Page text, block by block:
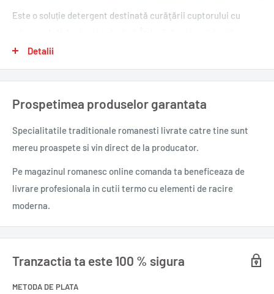
Este o soluție detergent destinată curăţării cuptorului cu
rezultate din evaporare, stropii, resturile de mâncare etc.
Înlătură mirosurile neplăcute și împrospătează ambianța din
interiorul cuptorului.
Produsul este recomandat pentru cuptoare microunde, vase
acţioneze mai mult timp sau repetați operaţia. Nu pulverizați
pe panoul de comandă sau pe sursa de alimentare cu energie
Detalii
Prospetimea produselor garantata
Specialitatile traditionale romanesti livrate catre tine sunt
mereu proaspete si vin direct de la producator.
Pe magazinul romanesc online comanda ta beneficeaza de
livrare profesionala in cutii termo cu elementi de racire
moderna.
Tranzactia ta este 100 % sigura
METODA DE PLATA